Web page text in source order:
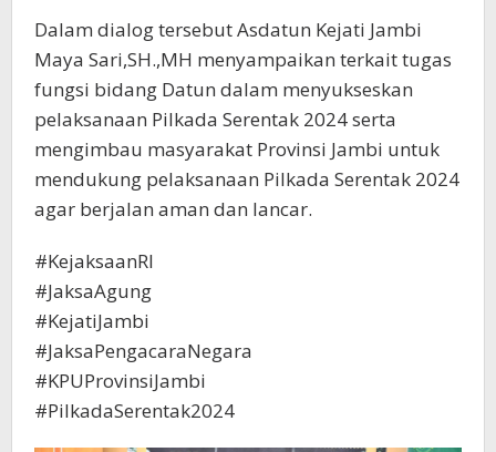
Dalam dialog tersebut Asdatun Kejati Jambi
Maya Sari,SH.,MH menyampaikan terkait tugas
fungsi bidang Datun dalam menyukseskan
pelaksanaan Pilkada Serentak 2024 serta
mengimbau masyarakat Provinsi Jambi untuk
mendukung pelaksanaan Pilkada Serentak 2024
agar berjalan aman dan lancar.
#KejaksaanRI
#JaksaAgung
#KejatiJambi
#JaksaPengacaraNegara
#KPUProvinsiJambi
#PilkadaSerentak2024